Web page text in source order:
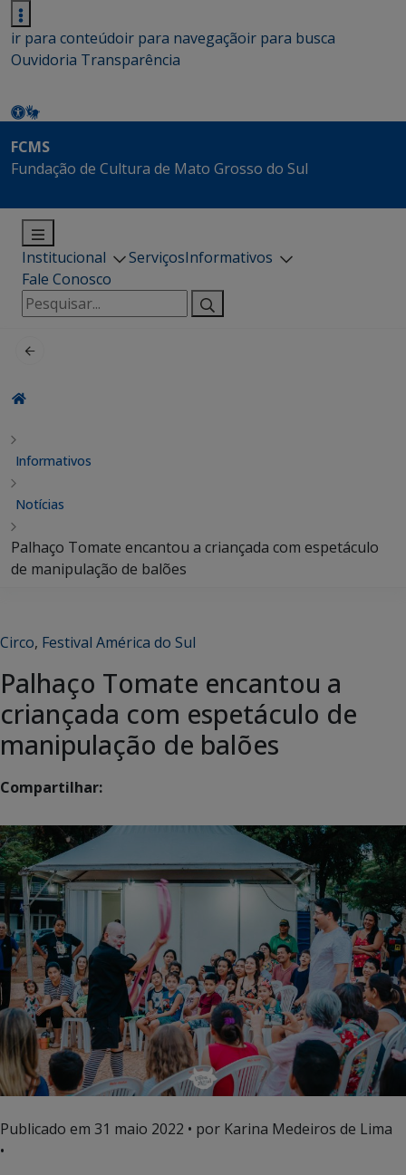
ir para conteúdoir para navegaçãoir para busca
Ouvidoria Transparência
FCMS
Fundação de Cultura de Mato Grosso do Sul
Institucional ServiçosInformativos
Fale Conosco
Pesquisar
por:
Informativos
Notícias
Palhaço Tomate encantou a criançada com espetáculo
de manipulação de balões
Circo, Festival América do Sul
Palhaço Tomate encantou a
criançada com espetáculo de
manipulação de balões
Compartilhar:
Publicado em 31 maio 2022 • por Karina Medeiros de Lima
•